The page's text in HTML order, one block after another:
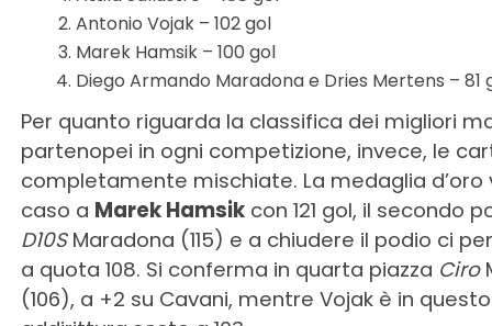
Antonio Vojak – 102 gol
Marek Hamsik – 100 gol
Diego Armando Maradona e Dries Mertens – 81
Per quanto riguarda la classifica dei migliori
partenopei in ogni competizione, invece, le
completamente mischiate. La medaglia d’oro
caso a Marek Hamsikcon 121 gol, il secondo
D10SMaradona (115) e a chiudere il podio ci
a quota 108. Si conferma in quarta piazza Ciro
(106), a +2 su Cavani, mentre Vojak è in